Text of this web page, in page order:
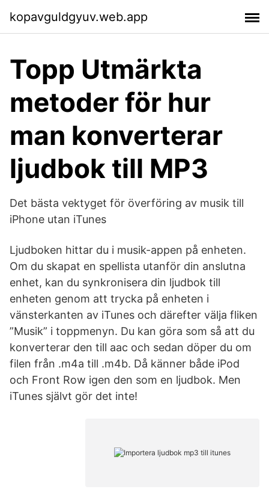
kopavguldgyuv.web.app
Topp Utmärkta
metoder för hur
man konverterar
ljudbok till MP3
Det bästa vektyget för överföring av musik till
iPhone utan iTunes
Ljudboken hittar du i musik-appen på enheten.
Om du skapat en spellista utanför din anslutna
enhet, kan du synkronisera din ljudbok till
enheten genom att trycka på enheten i
vänsterkanten av iTunes och därefter välja fliken
”Musik” i toppmenyn. Du kan göra som så att du
konverterar den till aac och sedan döper du om
filen från .m4a till .m4b. Då känner både iPod
och Front Row igen den som en ljudbok. Men
iTunes självt gör det inte!